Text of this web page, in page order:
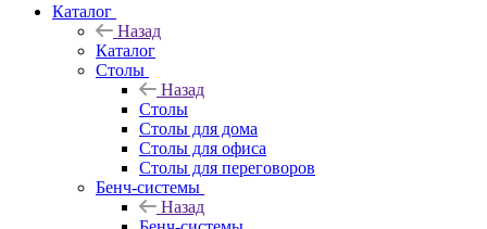
Каталог
Назад
Каталог
Столы
Назад
Столы
Столы для дома
Столы для офиса
Столы для переговоров
Бенч-системы
Назад